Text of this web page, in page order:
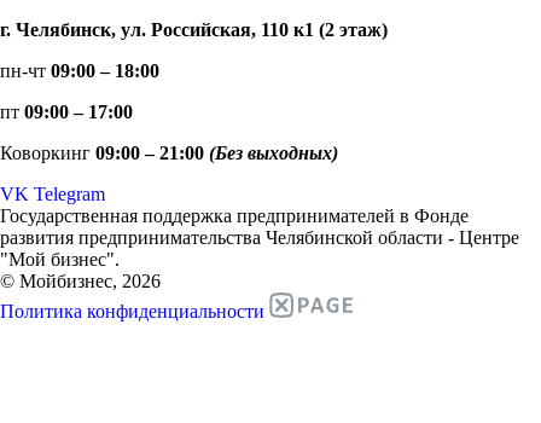
г. Челябинск, ул. Российская, 110 к1 (2 этаж)
пн-чт 09:00 – 18:00
пт 09:00 – 17:00
Коворкинг 09:00 – 21:00 (Без выходных)
VK Telegram
Государственная поддержка предпринимателей в Фонде
развития предпринимательства Челябинской области - Центре
"Мой бизнес".
© Мойбизнес, 2026
Политика конфиденциальности